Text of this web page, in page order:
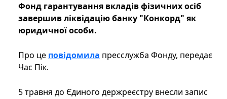
Фонд гарантування вкладів фізичних осіб
завершив ліквідацію банку "Конкорд" як
юридичної особи.
Про це повідомила пресслужба Фонду, передає
Час Пік.
5 травня до Єдиного держреєстру внесли запис